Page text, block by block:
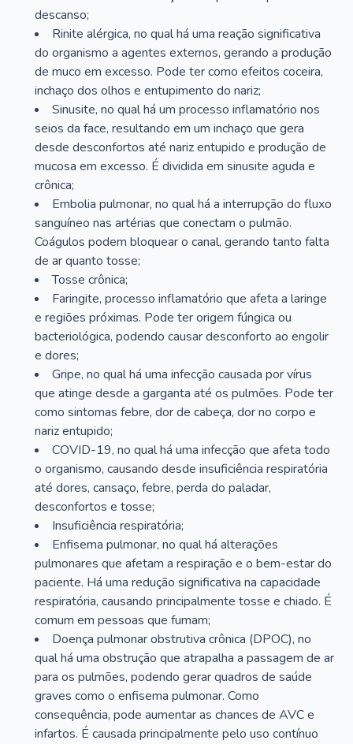
descanso;
Rinite alérgica, no qual há uma reação significativa
do organismo a agentes externos, gerando a produção
de muco em excesso. Pode ter como efeitos coceira,
inchaço dos olhos e entupimento do nariz;
Sinusite, no qual há um processo inflamatório nos
seios da face, resultando em um inchaço que gera
desde desconfortos até nariz entupido e produção de
mucosa em excesso. É dividida em sinusite aguda e
crônica;
Embolia pulmonar, no qual há a interrupção do fluxo
sanguíneo nas artérias que conectam o pulmão.
Coágulos podem bloquear o canal, gerando tanto falta
de ar quanto tosse;
Tosse crônica;
Faringite, processo inflamatório que afeta a laringe
e regiões próximas. Pode ter origem fúngica ou
bacteriológica, podendo causar desconforto ao engolir
e dores;
Gripe, no qual há uma infecção causada por vírus
que atinge desde a garganta até os pulmões. Pode ter
como sintomas febre, dor de cabeça, dor no corpo e
nariz entupido;
COVID-19, no qual há uma infecção que afeta todo
o organismo, causando desde insuficiência respiratória
até dores, cansaço, febre, perda do paladar,
desconfortos e tosse;
Insuficiência respiratória;
Enfisema pulmonar, no qual há alterações
pulmonares que afetam a respiração e o bem-estar do
paciente. Há uma redução significativa na capacidade
respiratória, causando principalmente tosse e chiado. É
comum em pessoas que fumam;
Doença pulmonar obstrutiva crônica (DPOC), no
qual há uma obstrução que atrapalha a passagem de ar
para os pulmões, podendo gerar quadros de saúde
graves como o enfisema pulmonar. Como
consequência, pode aumentar as chances de AVC e
infartos. É causada principalmente pelo uso contínuo